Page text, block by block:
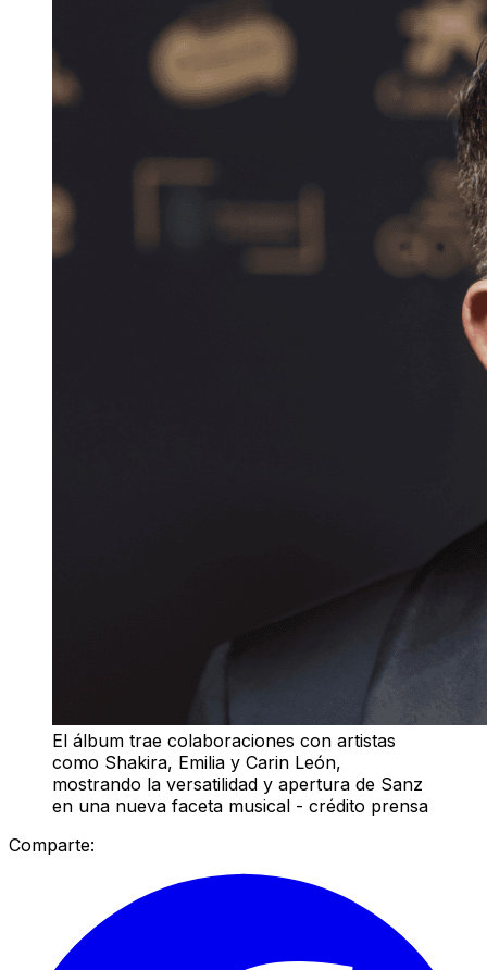
El álbum trae colaboraciones con artistas
como Shakira, Emilia y Carin León,
mostrando la versatilidad y apertura de Sanz
en una nueva faceta musical - crédito prensa
Comparte: